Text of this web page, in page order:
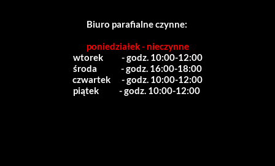
Biuro parafialne czynne:
poniedziałek - nieczynne
wtorek          - godz. 10:00-12:00
środa             - godz. 16:00-18:00
czwartek      - godz. 10:00-12:00
piątek           - godz. 10:00-12:00